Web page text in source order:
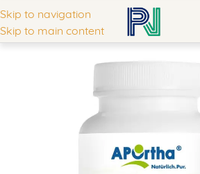
Skip to navigation
Skip to main content